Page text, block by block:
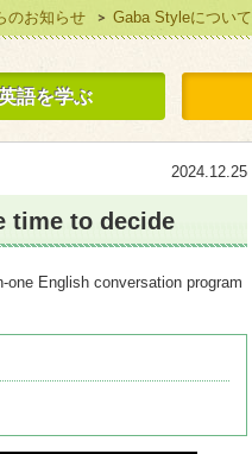
のお知らせ Gaba Styleについて
語を学ぶ
2024.12.25
time to decide
one English conversation program